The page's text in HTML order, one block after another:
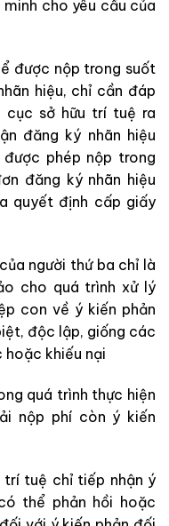
cho yêu cầu của
được nộp trong suốt
hiệu, chỉ cần đáp
cục sở hữu trí tuệ ra
đăng ký nhãn hiệu
phép nộp trong
đăng ký nhãn hiệu
quyết định cấp giấy
người thứ ba chỉ là
cho quá trình xử lý
con về ý kiến phản
độc lập, giống các
hoặc khiếu nại
quá trình thực hiện
nộp phí còn ý kiến
trí tuệ chỉ tiếp nhận ý
thể phản hồi hoặc